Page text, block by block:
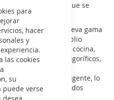
Cerrar
para
hacer
y
las cookies
su
puede verse
que se
poder adquirir la nueva gama
. Te ofrecemos un amplio
de lavado, frío y cocina,
campanas, frigoríficos,
tecnología inteligente, lo
y resultados